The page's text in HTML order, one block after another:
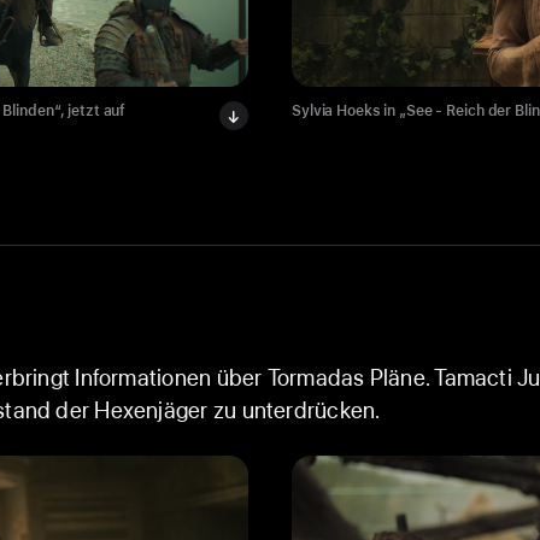
Blinden“, jetzt auf
Sylvia Hoeks in „See - Reich der
auf Apple TV.
Archie Madekwe und Nesta Cooper
- Reich der Blinden“,
David Hewlett in „See - Reich der
der Blinden“, jetzt auf
Hera Hilmar in „See - Reich der
Informationen über Tormadas Pläne. Tamacti
der Hexenjäger zu unterdrücken.